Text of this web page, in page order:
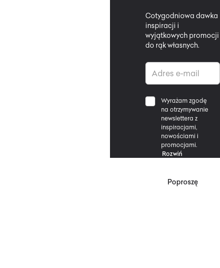
Cotygodniowa dawka
inspiracji i
wyjątkowych promocji
do rąk własnych.
Wyrażam zgodę
na otrzymywanie
newslettera z
inspiracjami,
nowościami i
promocjami.
Rozwiń
Poproszę